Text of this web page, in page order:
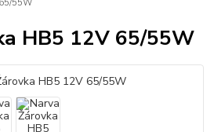
55W
HB5 12V 65/55W